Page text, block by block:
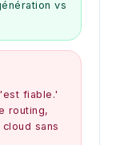
vs
fiable.'
routing,
sans